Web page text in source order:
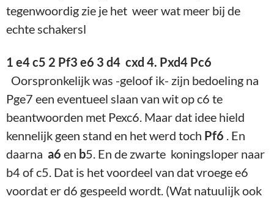
tegenwoordig zie je het weer wat meer bij de
echte schakersl
1 e4 c5 2 Pf3 e6 3 d4 cxd 4. Pxd4 Pc6
Oorspronkelijk was -geloof ik- zijn bedoeling na
Pge7 een eventueel slaan van wit op c6 te
beantwoorden met Pexc6. Maar dat idee hield
kennelijk geen stand en het werd toch Pf6 . En
daarna a6 en b5. En de zwarte koningsloper naar
b4 of c5. Dat is het voordeel van dat vroege e6
voordat er d6 gespeeld wordt. (Wat natuulijk ook